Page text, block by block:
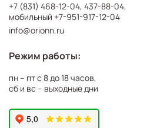
+7 (831) 468-12-04, 437-88-04,
мобильный +7-951-917-12-04
info@orionn.ru
Режим работы:
пн – пт с 8 до 18 часов,
сб и вс – выходные дни